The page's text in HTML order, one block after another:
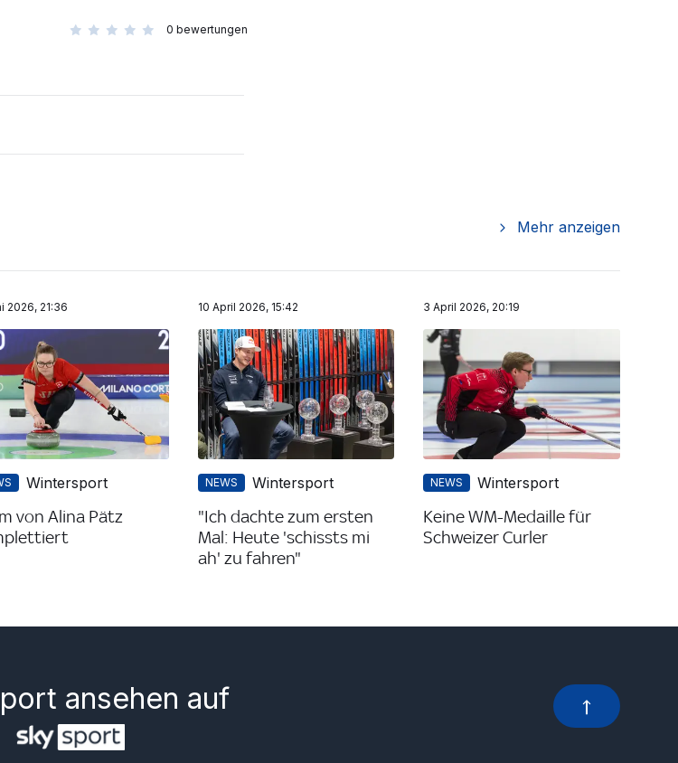
0 bewertungen
Mehr anzeigen
2026, 21:36
Wintersport
von Alina Pätz
10 April 2026, 15:42
NEWS Wintersport
"Ich dachte zum ersten
Mal: Heute 'schissts mi
ah' zu fahren"
3 April 2026, 20:19
NEWS Wintersport
Keine WM-Medaille für
Schweizer Curler
ansehen auf